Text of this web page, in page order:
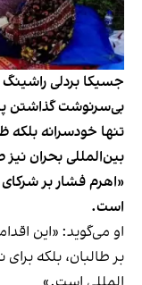
جسیکا بردلی راشینگ
بی‌سرنوشت گذاشتن
تنها خودسرانه بلکه
بین‌المللی بحران
«اهرم فشار بر
است.
او می‌گوید: «این
بر طالبان، بلکه